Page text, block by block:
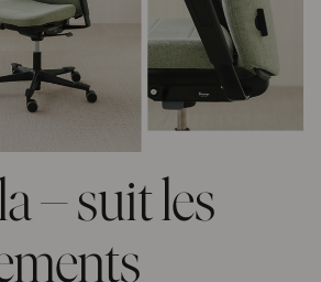
– suit les